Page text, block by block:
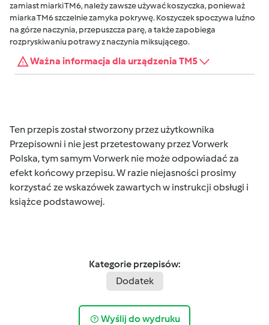
zamiast miarki TM6, należy zawsze używać koszyczka, ponieważ
miarka TM6 szczelnie zamyka pokrywę. Koszyczek spoczywa luźno
na górze naczynia, przepuszcza parę, a także zapobiega
rozpryskiwaniu potrawy z naczynia miksującego.
Ważna informacja dla urządzenia TM5
Ten przepis został stworzony przez użytkownika
Przepisowni i nie jest przetestowany przez Vorwerk
Polska, tym samym Vorwerk nie może odpowiadać za
efekt końcowy przepisu. W razie niejasności prosimy
korzystać ze wskazówek zawartych w instrukcji obsługi i
książce podstawowej.
Kategorie przepisów:
Dodatek
Wyślij do wydruku